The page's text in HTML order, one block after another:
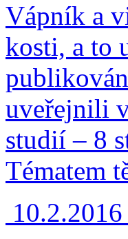
Vápník a
kosti, a to
uveřejnili
studií – 8
Tématem
10.2.2016